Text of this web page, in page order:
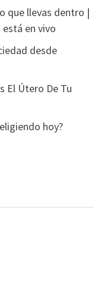
que llevas dentro |
está en vivo
desde
El Útero De Tu
hoy?